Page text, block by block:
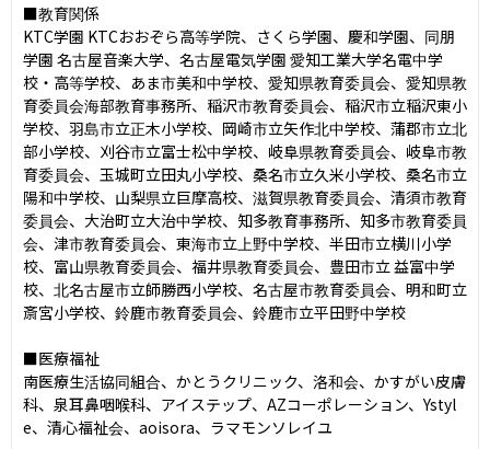
■教育関係
KTC学園 KTCおおぞら⾼等学院、さくら学園、慶和学園、同朋
学園 名古屋⾳楽⼤学、名古屋電気学園 愛知⼯業⼤学名電中学
校・⾼等学校、あま市美和中学校、愛知県教育委員会、愛知県教
育委員会海部教育事務所、稲沢市教育委員会、稲沢市⽴稲沢東⼩
学校、⽻島市⽴正⽊⼩学校、岡崎市⽴⽮作北中学校、蒲郡市⽴北
部⼩学校、刈⾕市⽴富⼠松中学校、岐⾩県教育委員会、岐⾩市教
育委員会、⽟城町⽴⽥丸⼩学校、桑名市⽴久⽶⼩学校、桑名市⽴
陽和中学校、⼭梨県⽴巨摩高校、滋賀県教育委員会、清須市教育
委員会、⼤治町⽴⼤治中学校、知多教育事務所、知多市教育委員
会、津市教育委員会、東海市⽴上野中学校、半⽥市⽴横川⼩学
校、富⼭県教育委員会、福井県教育委員会、豊⽥市⽴ 益富中学
校、北名古屋市⽴師勝⻄⼩学校、名古屋市教育委員会、明和町⽴
斎宮⼩学校、鈴⿅市教育委員会、鈴⿅市⽴平⽥野中学校
■医療福祉
南医療⽣活協同組合、かとうクリニック、洛和会、かすがい⽪膚
科、泉⽿⿐咽喉科、アイステップ、AZコーポレーション、Ystyl
e、清⼼福祉会、aoisora、ラマモンソレイユ